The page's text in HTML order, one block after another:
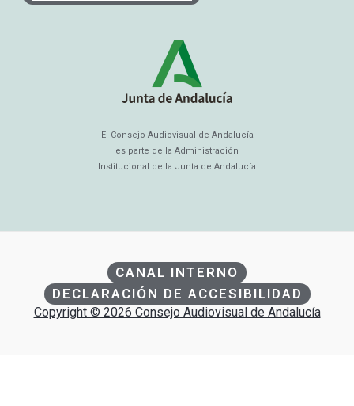
El Consejo Audiovisual de Andalucía
es parte de la Administración
Institucional de la Junta de Andalucía
CANAL INTERNO
DECLARACIÓN DE ACCESIBILIDAD
Copyright © 2026 Consejo Audiovisual de Andalucía